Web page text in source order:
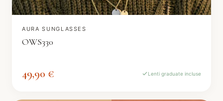
AURA SUNGLASSES
OWS330
49,90 € Lenti graduate incluse